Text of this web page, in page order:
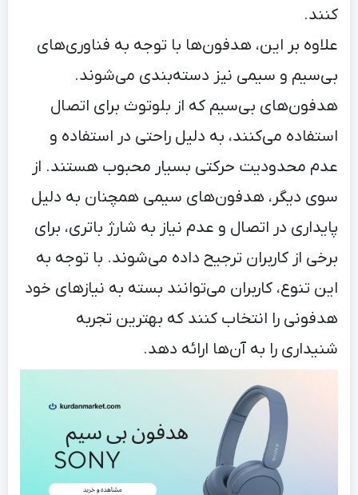
کنند.
علاوه بر این، هدفون‌ها با توجه به فناوری‌های
بی‌سیم و سیمی نیز دسته‌بندی می‌شوند.
هدفون‌های بی‌سیم که از بلوتوث برای اتصال
استفاده می‌کنند، به دلیل راحتی در استفاده و
عدم محدودیت حرکتی بسیار محبوب هستند. از
سوی دیگر، هدفون‌های سیمی همچنان به دلیل
پایداری در اتصال و عدم نیاز به شارژ باتری، برای
برخی از کاربران ترجیح داده می‌شوند. با توجه به
این تنوع، کاربران می‌توانند بسته به نیازهای خود
هدفونی را انتخاب کنند که بهترین تجربه
شنیداری را به آن‌ها ارائه دهد.